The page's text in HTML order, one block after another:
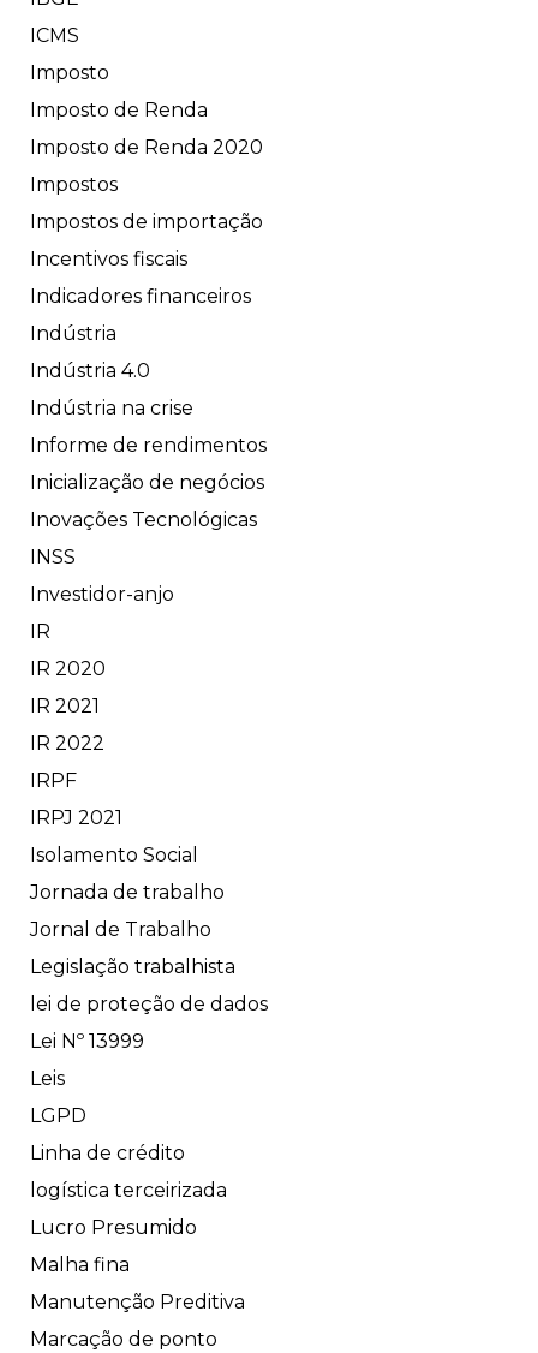
ICMS
Imposto
Imposto de Renda
Imposto de Renda 2020
Impostos
Impostos de importação
Incentivos fiscais
Indicadores financeiros
Indústria
Indústria 4.0
Indústria na crise
Informe de rendimentos
Inicialização de negócios
Inovações Tecnológicas
INSS
Investidor-anjo
IR
IR 2020
IR 2021
IR 2022
IRPF
IRPJ 2021
Isolamento Social
Jornada de trabalho
Jornal de Trabalho
Legislação trabalhista
lei de proteção de dados
Lei Nº 13999
Leis
LGPD
Linha de crédito
logística terceirizada
Lucro Presumido
Malha fina
Manutenção Preditiva
Marcação de ponto